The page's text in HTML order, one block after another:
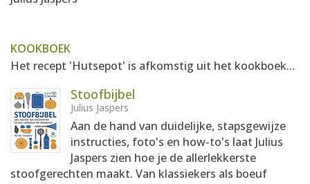
KOOKBOEK
Het recept 'Hutsepot' is afkomstig uit het kookboek...
Stoofbijbel
Julius Jaspers
Aan de hand van duidelijke, stapsgewijze
instructies, foto's en how-to's laat Julius
Jaspers zien hoe je de allerlekkerste
stoofgerechten maakt. Van klassiekers als boeuf